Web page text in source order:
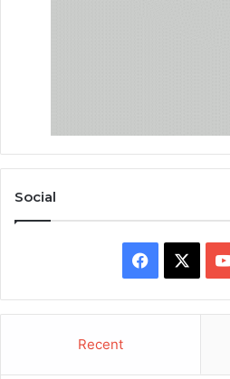
Social
Facebook
Recent